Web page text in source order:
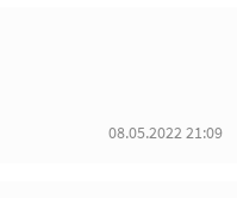
08.05.2022 21:09